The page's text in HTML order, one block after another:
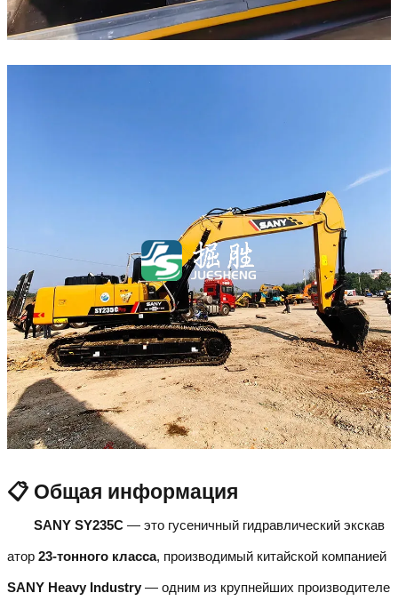
📋 Общая информация
SANY SY235C — это гусеничный гидравлический экскав
атор 23-тонного класса, производимый китайской компанией
SANY Heavy Industry — одним из крупнейших производителе